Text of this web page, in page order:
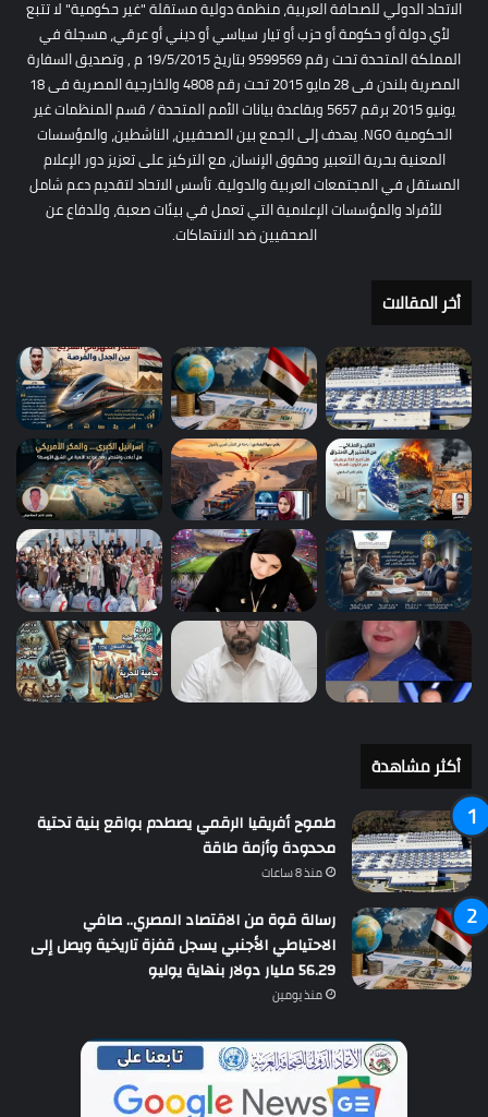
الاتحاد الدولي للصحافة العربية، منظمة دولية مستقلة "غير حكومية" لا تتبع
لأي دولة أو حكومة أو حزب أو تيار سياسي أو ديني أو عرقي، مسجلة في
المملكة المتحدة تحت رقم 9599569 بتاريخ 19/5/2015 م , وتصديق السفارة
المصرية بلندن فى 28 مايو 2015 تحت رقم 4808 والخارجية المصرية فى 18
يونيو 2015 برقم 5657 وبقاعدة بيانات الأمم المتحدة / قسم المنظمات غير
الحكومية NGO. يهدف إلى الجمع بين الصحفيين، الناشطين، والمؤسسات
المعنية بحرية التعبير وحقوق الإنسان، مع التركيز على تعزيز دور الإعلام
المستقل في المجتمعات العربية والدولية. تأسس الاتحاد لتقديم دعم شامل
للأفراد والمؤسسات الإعلامية التي تعمل في بيئات صعبة، وللدفاع عن
الصحفيين ضد الانتهاكات.
أخر المقالات
أكثر مشاهدة
طموح أفريقيا الرقمي يصطدم بواقع بنية تحتية
محدودة وأزمة طاقة
منذ 8 ساعات
رسالة قوة من الاقتصاد المصري.. صافي
الاحتياطي الأجنبي يسجل قفزة تاريخية ويصل إلى
56.29 مليار دولار بنهاية يوليو
منذ يومين